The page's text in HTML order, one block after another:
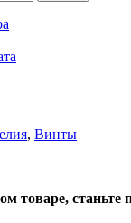
, Винты
товаре, станьте